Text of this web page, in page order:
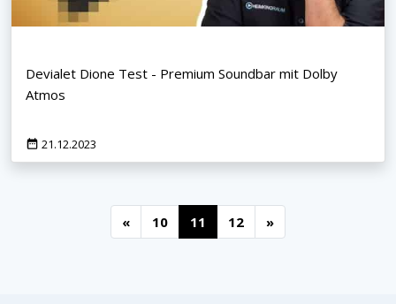
Devialet Dione Test - Premium Soundbar mit Dolby
Atmos
21.12.2023
« 10 11 12 »